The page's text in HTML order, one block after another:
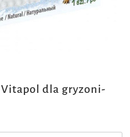
dla gryzoni-